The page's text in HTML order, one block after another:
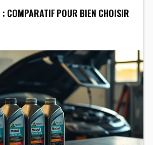
: COMPARATIF POUR BIEN CHOISIR